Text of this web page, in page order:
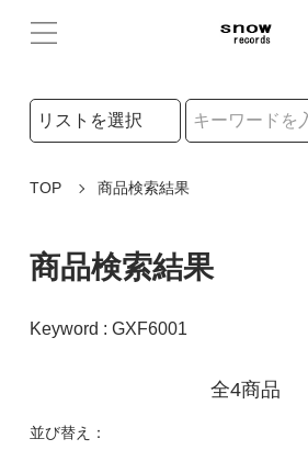
検索リストの選択
TOP 商品検索結果
商品検索結果
Keyword : GXF6001
全4商品
並び替え：